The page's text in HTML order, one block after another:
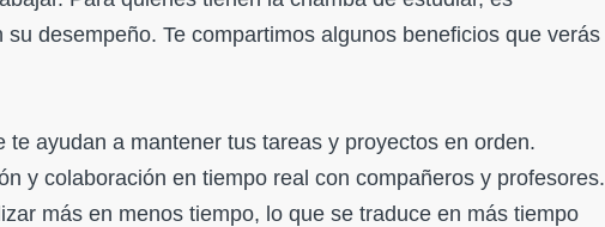
desempeño. Te compartimos algunos beneficios que verás
te ayudan a mantener tus tareas y proyectos en orden.
y colaboración en tiempo real con compañeros y profesores.
más en menos tiempo, lo que se traduce en más tiempo